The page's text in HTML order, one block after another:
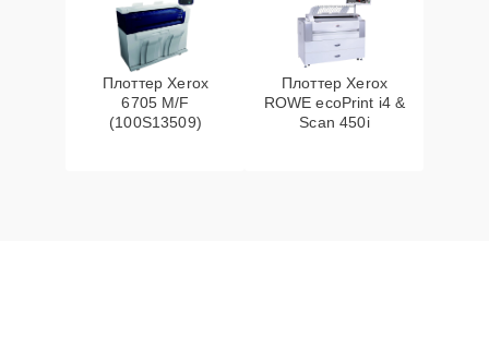
Плоттер Xerox
6705 M/F
(100S13509)
Плоттер Xerox
ROWE ecoPrint i4 &
Scan 450i